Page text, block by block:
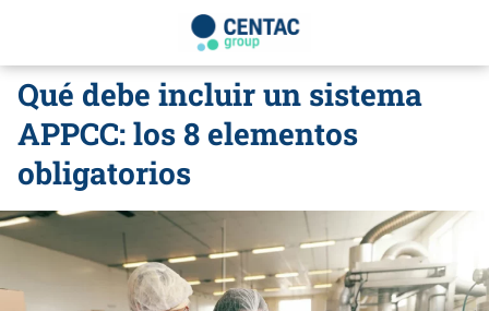
Qué debe incluir un sistema
APPCC: los 8 elementos
obligatorios